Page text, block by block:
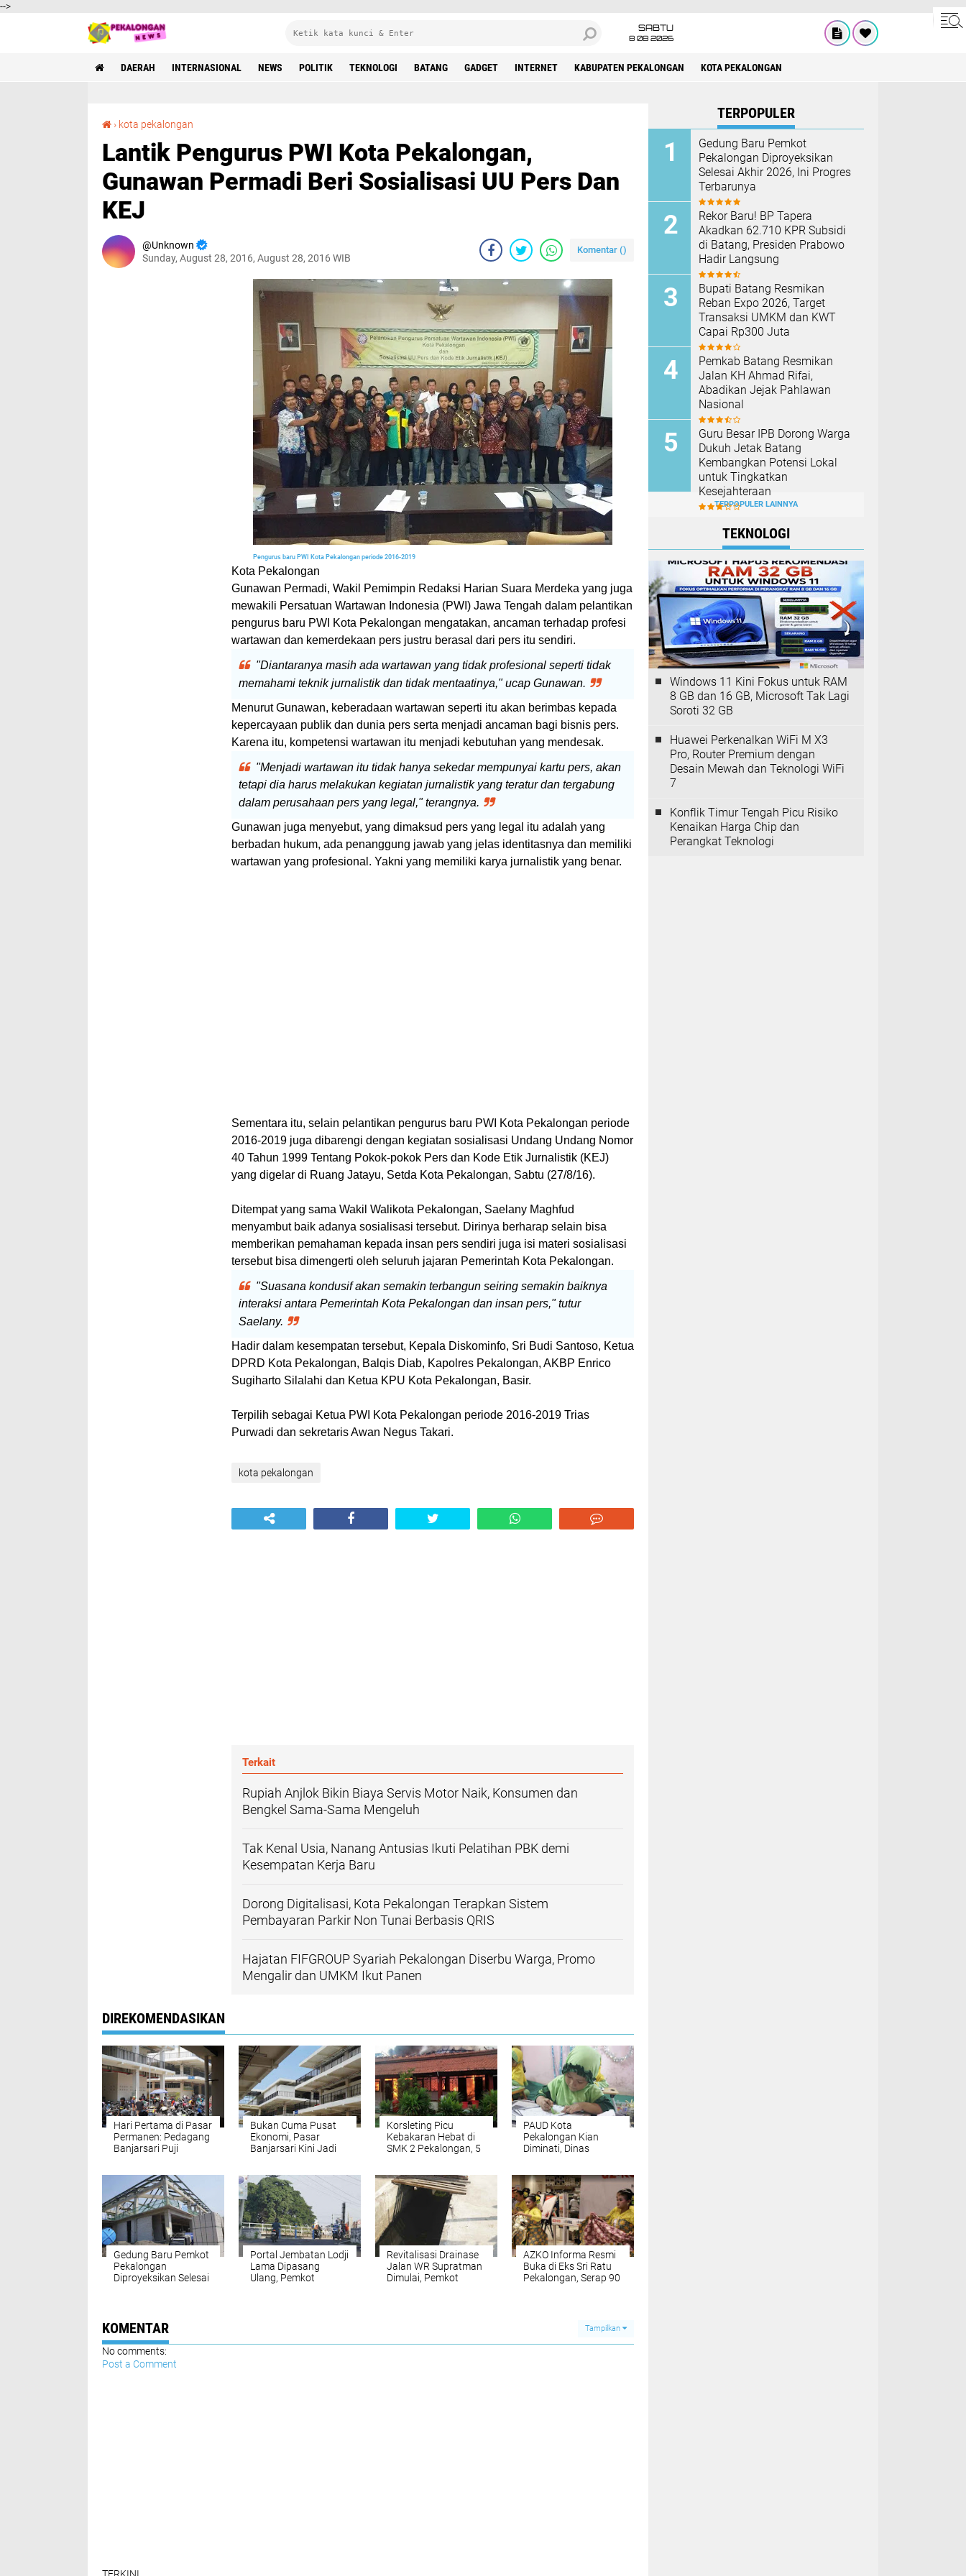
-->
SABTU
8 08 2026
DAERAH INTERNASIONAL NEWS POLITIK TEKNOLOGI BATANG GADGET INTERNET KABUPATEN PEKALONGAN KOTA PEKALONGAN
› kota pekalongan
Lantik Pengurus PWI Kota Pekalongan,
Gunawan Permadi Beri Sosialisasi UU Pers Dan
KEJ
Unknown
Sunday, August 28, 2016, August 28, 2016 WIB
Komentar ()
Pengurus baru PWI Kota Pekalongan periode 2016-2019
Kota Pekalongan
Gunawan Permadi, Wakil Pemimpin Redaksi Harian Suara Merdeka yang juga
mewakili Persatuan Wartawan Indonesia (PWI) Jawa Tengah dalam pelantikan
pengurus baru PWI Kota Pekalongan mengatakan, ancaman terhadap profesi
wartawan dan kemerdekaan pers justru berasal dari pers itu sendiri.
"Diantaranya masih ada wartawan yang tidak profesional seperti tidak
memahami teknik jurnalistik dan tidak mentaatinya," ucap Gunawan.
Menurut Gunawan, keberadaan wartawan seperti itu akan berimbas kepada
kepercayaan publik dan dunia pers serta menjadi ancaman bagi bisnis pers.
Karena itu, kompetensi wartawan itu menjadi kebutuhan yang mendesak.
"Menjadi wartawan itu tidak hanya sekedar mempunyai kartu pers, akan
tetapi dia harus melakukan kegiatan jurnalistik yang teratur dan tergabung
dalam perusahaan pers yang legal," terangnya.
Gunawan juga menyebut, yang dimaksud pers yang legal itu adalah yang
berbadan hukum, ada penanggung jawab yang jelas identitasnya dan memiliki
wartawan yang profesional. Yakni yang memiliki karya jurnalistik yang benar.
Sementara itu, selain pelantikan pengurus baru PWI Kota Pekalongan periode
2016-2019 juga dibarengi dengan kegiatan sosialisasi Undang Undang Nomor
40 Tahun 1999 Tentang Pokok-pokok Pers dan Kode Etik Jurnalistik (KEJ)
yang digelar di Ruang Jatayu, Setda Kota Pekalongan, Sabtu (27/8/16).
Ditempat yang sama Wakil Walikota Pekalongan, Saelany Maghfud
menyambut baik adanya sosialisasi tersebut. Dirinya berharap selain bisa
memberikan pemahaman kepada insan pers sendiri juga isi materi sosialisasi
tersebut bisa dimengerti oleh seluruh jajaran Pemerintah Kota Pekalongan.
"Suasana kondusif akan semakin terbangun seiring semakin baiknya
interaksi antara Pemerintah Kota Pekalongan dan insan pers," tutur
Saelany.
Hadir dalam kesempatan tersebut, Kepala Diskominfo, Sri Budi Santoso, Ketua
DPRD Kota Pekalongan, Balqis Diab, Kapolres Pekalongan, AKBP Enrico
Sugiharto Silalahi dan Ketua KPU Kota Pekalongan, Basir.
Terpilih sebagai Ketua PWI Kota Pekalongan periode 2016-2019 Trias
Purwadi dan sekretaris Awan Negus Takari.
kota pekalongan
Terkait
Rupiah Anjlok Bikin Biaya Servis Motor Naik, Konsumen dan
Bengkel Sama-Sama Mengeluh
Tak Kenal Usia, Nanang Antusias Ikuti Pelatihan PBK demi
Kesempatan Kerja Baru
Dorong Digitalisasi, Kota Pekalongan Terapkan Sistem
Pembayaran Parkir Non Tunai Berbasis QRIS
Hajatan FIFGROUP Syariah Pekalongan Diserbu Warga, Promo
Mengalir dan UMKM Ikut Panen
DIREKOMENDASIKAN
Hari Pertama di Pasar
Permanen: Pedagang
Banjarsari Puji
Akses Jalan
Bukan Cuma Pusat
Ekonomi, Pasar
Banjarsari Kini Jadi
Korsleting Picu
Kebakaran Hebat di
SMK 2 Pekalongan, 5
PAUD Kota
Pekalongan Kian
Diminati, Dinas
5–6 Tahun Capai 100
Persen
Gedung Baru Pemkot
Pekalongan
Diproyeksikan Selesai
Portal Jembatan Lodji
Lama Dipasang
Ulang, Pemkot
Revitalisasi Drainase
Jalan WR Supratman
Dimulai, Pemkot
AZKO Informa Resmi
Buka di Eks Sri Ratu
Pekalongan, Serap 90
KOMENTAR Tampilkan
No comments:
Post a Comment
TERPOPULER
Gedung Baru Pemkot
Pekalongan Diproyeksikan
Selesai Akhir 2026, Ini Progres
Terbarunya
Rekor Baru! BP Tapera
Akadkan 62.710 KPR Subsidi
di Batang, Presiden Prabowo
Hadir Langsung
Bupati Batang Resmikan
Reban Expo 2026, Target
Transaksi UMKM dan KWT
Capai Rp300 Juta
Pemkab Batang Resmikan
Jalan KH Ahmad Rifai,
Abadikan Jejak Pahlawan
Nasional
Guru Besar IPB Dorong Warga
Dukuh Jetak Batang
Kembangkan Potensi Lokal
untuk Tingkatkan
Kesejahteraan
TERPOPULER LAINNYA
TEKNOLOGI
Windows 11 Kini Fokus untuk RAM
8 GB dan 16 GB, Microsoft Tak Lagi
Soroti 32 GB
Huawei Perkenalkan WiFi M X3
Pro, Router Premium dengan
Desain Mewah dan Teknologi WiFi
7
Konflik Timur Tengah Picu Risiko
Kenaikan Harga Chip dan
Perangkat Teknologi